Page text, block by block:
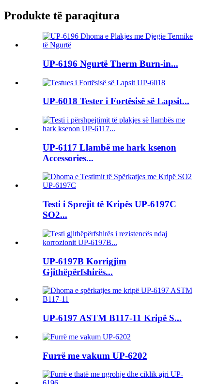
Produkte të paraqitura
UP-6196 Ngurtë Therm Burn-in...
UP-6018 Tester i Fortësisë së Lapsit...
UP-6117 Llambë me hark ksenon
Accessories...
Testi i Sprejit të Kripës UP-6197C
SO2...
UP-6197B Korrigjim
Gjithëpërfshirës...
UP-6197 ASTM B117-11 Kripë S...
Furrë me vakum UP-6202